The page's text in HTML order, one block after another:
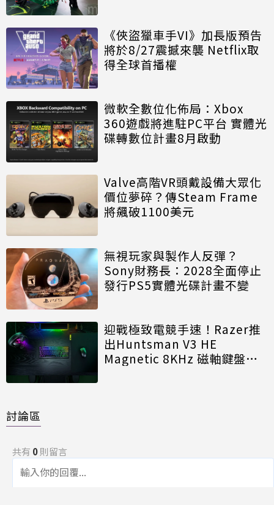
《俠盜獵車手VI》加長版預告
將於8/27震撼來襲 Netflix取
得全球首播權
微軟全數位化佈局：Xbox
360遊戲將進駐PC平台 實體光
碟轉數位計畫8月啟動
Valve高階VR頭戴設備大眾化
價位夢碎？傳Steam Frame
將飆破1100美元
無視玩家與製作人反彈？
Sony財務長：2028全面停止
發行PS5實體光碟計畫不變
迎戰極致電競手速！Razer推
出Huntsman V3 HE
Magnetic 8KHz 磁軸鍵盤效
討論區
共有 0則留言